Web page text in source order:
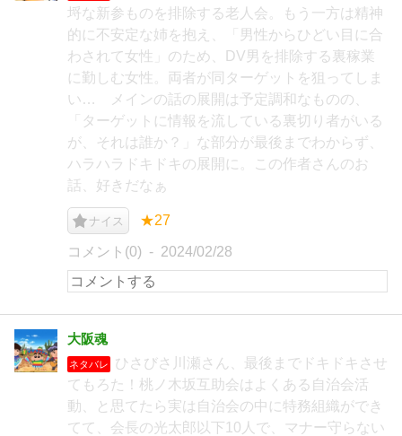
埒な新参ものを排除する老人会。もう一方は精神
的に不安定な姉を抱え、「男性からひどい目に合
わされて女性」のため、DV男を排除する裏稼業
に勤しむ女性。両者が同ターゲットを狙ってしま
い… メインの話の展開は予定調和なものの、
「ターゲットに情報を流している裏切り者がいる
が、それは誰か？」な部分が最後までわからず、
ハラハラドキドキの展開に。この作者さんのお
話、好きだなぁ
ナイス ★27
コメント(0) 2024/02/28
大阪魂
ネタバレ
ひさびさ川瀬さん、最後までドキドキさせ
てもろた！桃ノ木坂互助会はよくある自治会活
動、と思てたら実は自治会の中に特務組織ができ
てて、会長の光太郎以下10人で、マナー守らない